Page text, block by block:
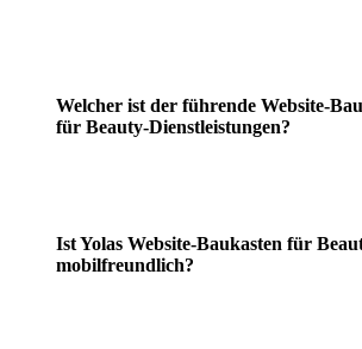
Welcher ist der führende Website-
für Beauty-Dienstleistungen?
Ist Yolas Website-Baukasten für
mobilfreundlich?